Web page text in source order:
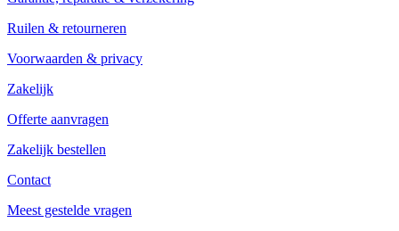
Ruilen & retourneren
Voorwaarden & privacy
Zakelijk
Offerte aanvragen
Zakelijk bestellen
Contact
Meest gestelde vragen